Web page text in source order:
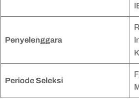
Penyelenggara
Periode Seleksi